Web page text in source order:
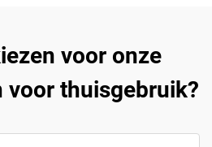
voor onze
thuisgebruik?